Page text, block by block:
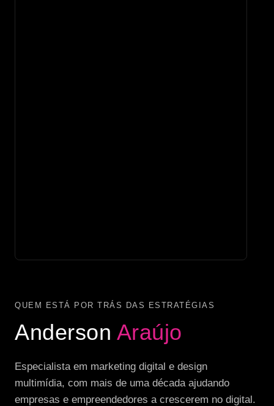
QUEM ESTÁ POR TRÁS DAS ESTRATÉGIAS
Anderson Araújo
Especialista em marketing digital e design
multimídia, com mais de uma década ajudando
empresas e empreendedores a crescerem no digital.